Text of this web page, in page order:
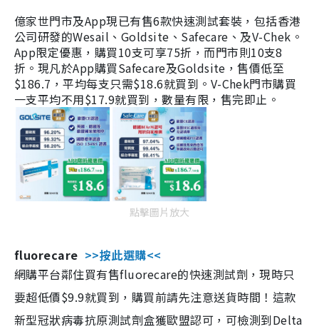
億家世門市及App現已有售6款快速測試套裝，包括香港
公司研發的Wesail、Goldsite、Safecare、及V-Chek。
App限定優惠，購買10支可享75折，而門市則10支8
折。現凡於App購買Safecare及Goldsite，售價低至
$186.7，平均每支只需$18.6就買到。V-Chek門市購買
一支平均不用$17.9就買到，數量有限，售完即止。
點擊圖片放大
fluorecare >>按此選購<<
網購平台鄰住買有售fluorecare的快速測試劑，現時只
要超低價$9.9就買到，購買前請先注意送貨時間！這款
新型冠狀病毒抗原測試劑盒獲歐盟認可，可檢測到Delta